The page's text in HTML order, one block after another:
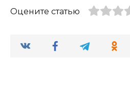
Оцените статью